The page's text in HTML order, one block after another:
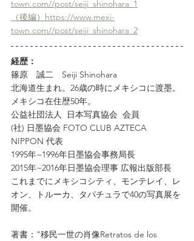
town.com//post/seiji_shinohara_1
（後編）https://www.mexi-
town.com//post/seiji_shinohara_2
経歴：
篠原　誠二　Seiji Shinohara
北海道生まれ。26歳の時にメキシコに渡墨。
メキシコ在住歴50年。
公益社団法人  日本写真協会  会員
(社) 日墨協会 FOTO CLUB AZTECA
NIPPON 代表
1995年~1996年日墨協会事務局長
2015年~2016年日墨協会理事 広報出版部長
これまでにメキシコシティ、モンテレイ、レ
オン、トルーカ、タパチュラで40の写真展を
開催。
著書："移民一世の肖像Retratos de los